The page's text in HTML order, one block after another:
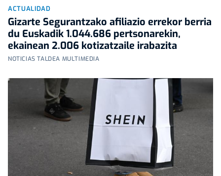
ACTUALIDAD
Gizarte Segurantzako afiliazio errekor berria
du Euskadik 1.044.686 pertsonarekin,
ekainean 2.006 kotizatzaile irabazita
NOTICIAS TALDEA MULTIMEDIA